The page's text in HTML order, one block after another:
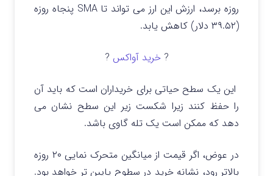
روزه برسد، ارزش این ارز می تواند تا SMA پنجاه روزه
(۳۹.۵۲ دلار) کاهش یابد.
?خرید آواکس ?
این یک سطح حیاتی برای خریداران است که باید آن
را حفظ کنند زیرا شکست زیر این سطح نشان می
دهد که ممکن است یک تله گاوی باشد.
در عوض، اگر قیمت از میانگین متحرک نمایی ۲۰ روزه
بالاتر رود، نشانه خرید در سطوح پایین‌ تر خواهد بود.